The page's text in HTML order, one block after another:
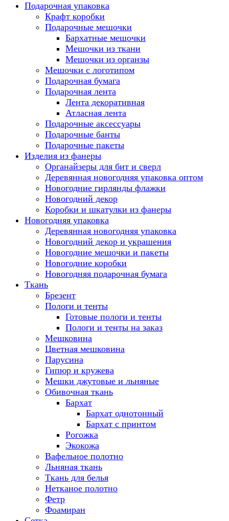
Подарочная упаковка
Крафт коробки
Подарочные мешочки
Бархатные мешочки
Мешочки из ткани
Мешочки из органзы
Мешочки с логотипом
Подарочная бумага
Подарочная лента
Лента декоративная
Атласная лента
Подарочные аксессуары
Подарочные банты
Подарочные пакеты
Изделия из фанеры
Органайзеры для бит и сверл
Деревянная новогодняя упаковка оптом
Новогодние гирлянды флажки
Новогодний декор
Коробки и шкатулки из фанеры
Новогодняя упаковка
Деревянная новогодняя упаковка
Новогодний декор и украшения
Новогодние мешочки и пакеты
Новогодние коробки
Новогодняя подарочная бумага
Ткань
Брезент
Пологи и тенты
Готовые пологи и тенты
Пологи и тенты на заказ
Мешковина
Цветная мешковина
Парусина
Гипюр и кружева
Мешки джутовые и льняные
Обивочная ткань
Бархат
Бархат однотонный
Бархат с принтом
Рогожка
Экокожа
Вафельное полотно
Льняная ткань
Ткань для белья
Нетканое полотно
Фетр
Фоамиран